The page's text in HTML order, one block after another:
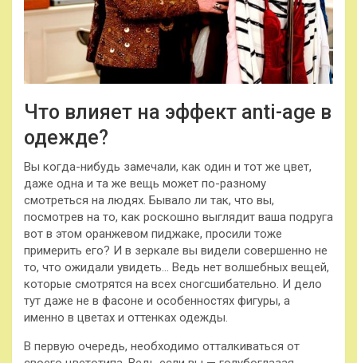
Что влияет на эффект anti-age в
одежде?
Вы когда-нибудь замечали, как один и тот же цвет,
даже одна и та же вещь может по-разному
смотреться на людях. Бывало ли так, что вы,
посмотрев на то, как роскошно выглядит ваша подруга
вот в этом оранжевом пиджаке, просили тоже
примерить его? И в зеркале вы видели совершенно не
то, что ожидали увидеть… Ведь нет волшебных вещей,
которые смотрятся на всех сногсшибательно. И дело
тут даже не в фасоне и особенностях фигуры, а
именно в цветах и оттенках одежды.
В первую очередь, необходимо отталкиваться от